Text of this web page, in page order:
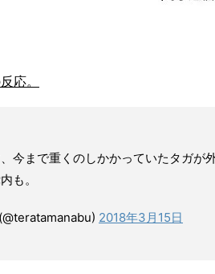
応。
今まで重くのしかかっていたタガが
も。
2018年3月15日